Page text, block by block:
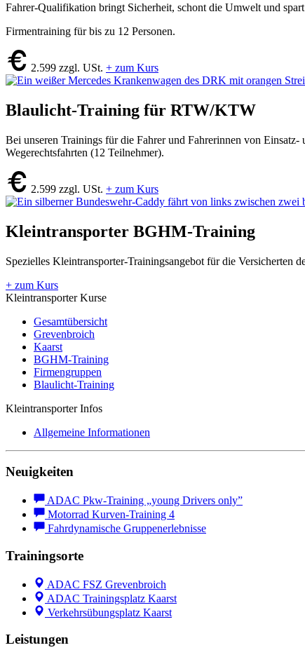
Fahrer-Qualifikation bringt Sicherheit, schont die Umwelt und
Firmentraining für bis zu 12 Personen.
2.599 zzgl. USt. + zum Kurs
Blaulicht-Training für RTW/KTW
Bei unseren Trainings für die Fahrer und Fahrerinnen von
Wegerechtsfahrten (12 Teilnehmer).
2.599 zzgl. USt. + zum Kurs
Kleintransporter BGHM-Training
Spezielles Kleintransporter-Trainings­angebot für die Versicherten
+ zum Kurs
Kleintransporter Kurse
Gesamtübersicht
Grevenbroich
Kaarst
BGHM-Training
Firmengruppen
Blaulicht-Training
Kleintransporter Infos
Allgemeine Informationen
Neuigkeiten
ADAC Pkw-Training „young Drivers only”
Motorrad Kurven-Training 4
Fahrdynamische Gruppenerlebnisse
Trainingsorte
ADAC FSZ Grevenbroich
ADAC Trainingsplatz Kaarst
Verkehrsübungsplatz Kaarst
Leistungen